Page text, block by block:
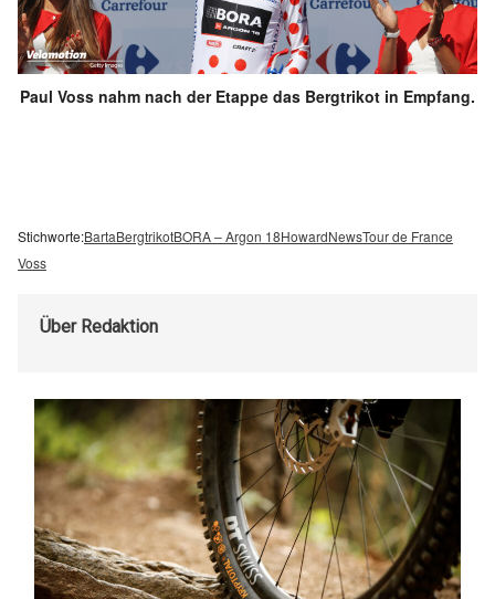
Paul Voss nahm nach der Etappe das Bergtrikot in Empfang.
Stichworte:BartaBergtrikotBORA – Argon 18HowardNewsTour de France
Voss
Über Redaktion